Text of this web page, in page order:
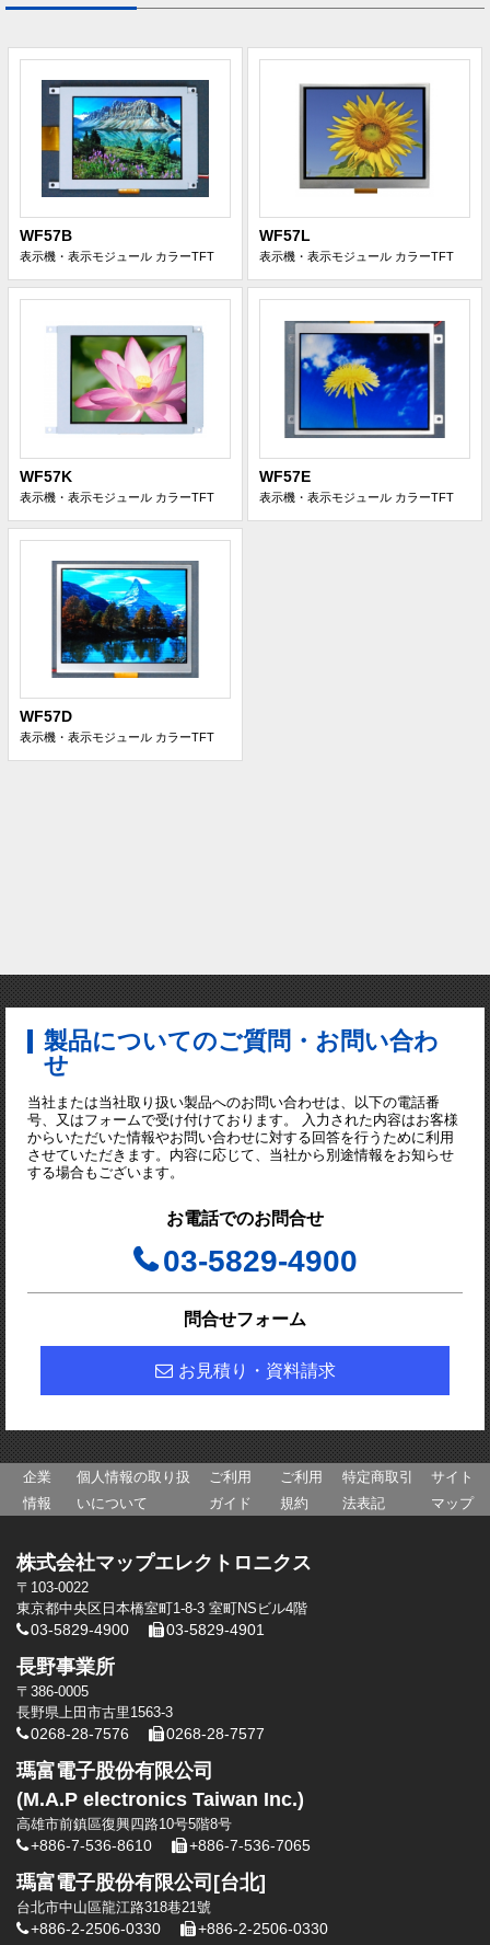
WF57B
表示機・表示モジュール カラーTFT
WF57L
表示機・表示モジュール カラーTFT
WF57K
表示機・表示モジュール カラーTFT
WF57E
表示機・表示モジュール カラーTFT
WF57D
表示機・表示モジュール カラーTFT
製品についてのご質問・お問い合わ
せ
当社または当社取り扱い製品へのお問い合わせは、以下の電話番
号、又はフォームで受け付けております。 入力された内容はお客様
からいただいた情報やお問い合わせに対する回答を行うために利用
させていただきます。内容に応じて、当社から別途情報をお知らせ
する場合もございます。
お電話でのお問合せ
03-5829-4900
問合せフォーム
お見積り・資料請求
企業
情報
個人情報の取り扱
いについて
ご利用
ガイド
ご利用
規約
特定商取引
法表記
サイト
マップ
株式会社マップエレクトロニクス
〒103-0022
東京都中央区日本橋室町1-8-3 室町NSビル4階
03-5829-4900 03-5829-4901
長野事業所
〒386-0005
長野県上田市古里1563-3
0268-28-7576 0268-28-7577
瑪富電子股份有限公司
(M.A.P electronics Taiwan Inc.)
高雄市前鎮區復興四路10号5階8号
+886-7-536-8610 +886-7-536-7065
瑪富電子股份有限公司[台北]
台北市中山區龍江路318巷21號
+886-2-2506-0330 +886-2-2506-0330